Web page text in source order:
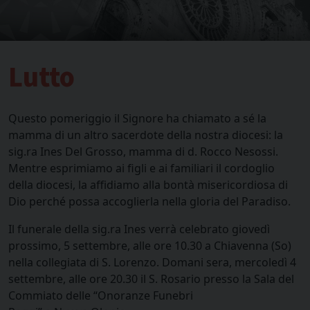
Lutto
Questo pomeriggio il Signore ha chiamato a sé la
mamma di un altro sacerdote della nostra diocesi: la
sig.ra Ines Del Grosso, mamma di d. Rocco Nesossi.
Mentre esprimiamo ai figli e ai familiari il cordoglio
della diocesi, la affidiamo alla bontà misericordiosa di
Dio perché possa accoglierla nella gloria del Paradiso.
Il funerale della sig.ra Ines verrà celebrato giovedì
prossimo, 5 settembre, alle ore 10.30 a Chiavenna (So)
nella collegiata di S. Lorenzo. Domani sera, mercoledì 4
settembre, alle ore 20.30 il S. Rosario presso la Sala del
Commiato delle “Onoranze Funebri